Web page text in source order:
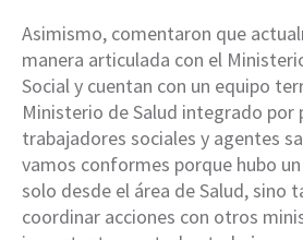
Asimismo, comentaron que
manera articulada con el
Social y cuentan con un equipo
Ministerio de Salud integrado por
trabajadores sociales y agentes
vamos conformes porque hubo
solo desde el área de Salud, sino
coordinar acciones con otros